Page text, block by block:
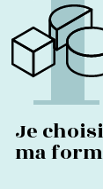
Je
ma